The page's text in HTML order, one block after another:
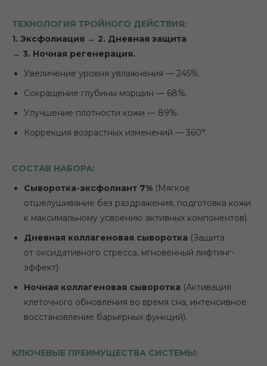
ТЕХНОЛОГИЯ ТРОЙНОГО ДЕЙСТВИЯ:
1. Эксфолиация → 2. Дневная защита
→ 3. Ночная регенерация.
Увеличение уровня увлажнения — 245%.
Сокращение глубины морщин — 68%.
Улучшение плотности кожи — 89%.
Коррекция возрастных изменений — 360°.
СОСТАВ НАБОРА:
Сыворотка-эксфолиант 7% (Мягкое
отшелушивание без раздражения, подготовка кожи
к максимальному усвоению активных компонентов).
Дневная коллагеновая сыворотка (Защита
от оксидативного стресса, мгновенный лифтинг-
эффект).
Ночная коллагеновая сыворотка (Активация
клеточного обновления во время сна, интенсивное
восстановление барьерных функций).
КЛЮЧЕВЫЕ ПРЕИМУЩЕСТВА СИСТЕМЫ: